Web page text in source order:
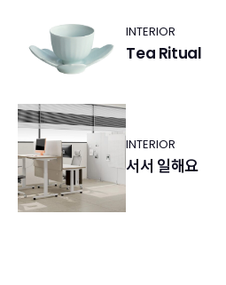
INTERIOR
Tea Ritual
INTERIOR
서서 일해요